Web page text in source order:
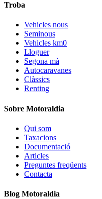
Troba
Vehicles nous
Seminous
Vehicles km0
Lloguer
Segona mà
Autocaravanes
Clàssics
Renting
Sobre Motoraldia
Qui som
Taxacions
Documentació
Articles
Preguntes freqüents
Contacta
Blog Motoraldia